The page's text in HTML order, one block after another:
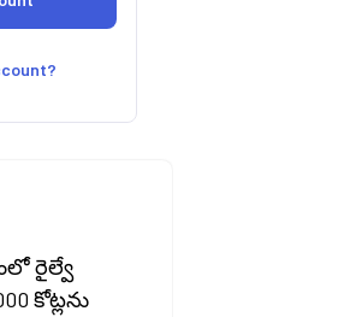
రైల్వే
కోట్లను